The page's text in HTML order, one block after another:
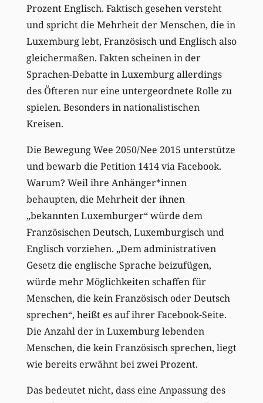
Prozent Englisch. Faktisch gesehen versteht
und spricht die Mehrheit der Menschen, die in
Luxemburg lebt, Französisch und Englisch also
gleichermaßen. Fakten scheinen in der
Sprachen-Debatte in Luxemburg allerdings
des Öfteren nur eine untergeordnete Rolle zu
spielen. Besonders in nationalistischen
Kreisen.
Die Bewegung Wee 2050/Nee 2015 unterstütze
und bewarb die Petition 1414 via Facebook.
Warum? Weil ihre Anhänger*innen
behaupten, die Mehrheit der ihnen
„bekannten Luxemburger“ würde dem
Französischen Deutsch, Luxemburgisch und
Englisch vorziehen. „Dem administrativen
Gesetz die englische Sprache beizufügen,
würde mehr Möglichkeiten schaffen für
Menschen, die kein Französisch oder Deutsch
sprechen“, heißt es auf ihrer Facebook-Seite.
Die Anzahl der in Luxemburg lebenden
Menschen, die kein Französisch sprechen, liegt
wie bereits erwähnt bei zwei Prozent.
Das bedeutet nicht, dass eine Anpassung des